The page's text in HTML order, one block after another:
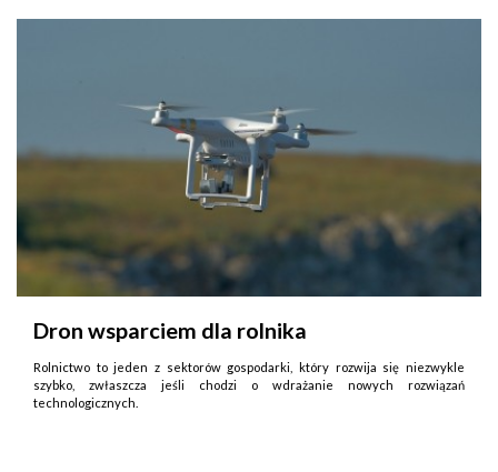
Dron wsparciem dla rolnika
Rolnictwo to jeden z sektorów gospodarki, który rozwija się niezwykle
szybko, zwłaszcza jeśli chodzi o wdrażanie nowych rozwiązań
technologicznych.